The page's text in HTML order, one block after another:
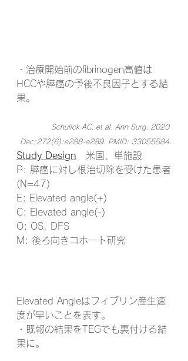
・治療開始前のfibrinogen高値は
HCCや膵癌の予後不良因子とする結
果。
Schulick AC, et al. Ann Surg. 2020
Dec;272(6):e288-e289. PMID: 33055584.
Study Design 米国、単施設
P: 膵癌に対し根治切除を受けた患者
(N=47)
E: Elevated angle(+)
C: Elevated angle(-)
O: OS, DFS
M: 後ろ向きコホート研究
Elevated Angleはフィブリン産生速
度が早いことを表す。
・既報の結果をTEGでも裏付ける結
果に。